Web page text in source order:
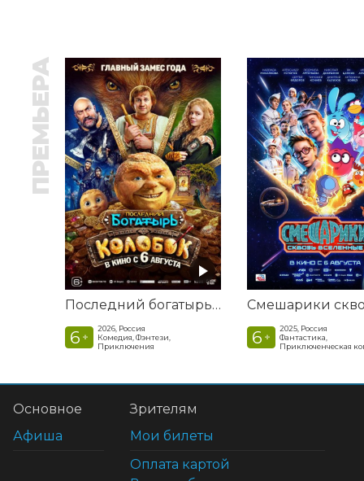
ПРЕМЬЕРА
Последний богатырь. Колобок
6 +
2026, Россия
Комедия, Фэнтези,
Приключения
6 +
2025, Россия
Фантастика,
Приключенческая
Основное
Афиша
Зрителям
Мои билеты
Оплата картой